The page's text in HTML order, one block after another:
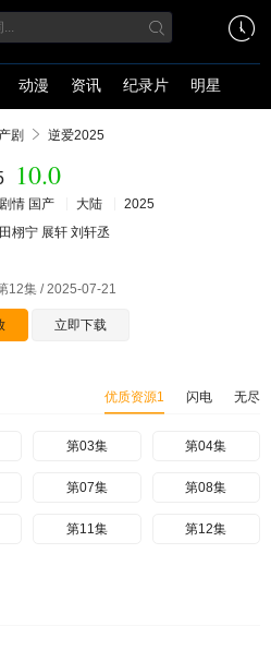
动漫 资讯 纪录片 明星
剧 逆爱2025
10.0
剧情 国产 大陆
2025
田栩宁 展轩 刘轩丞
12集 / 2025-07-21
立即下载
优质资源1 闪电 无尽
第03集 第04集
第07集 第08集
第11集 第12集